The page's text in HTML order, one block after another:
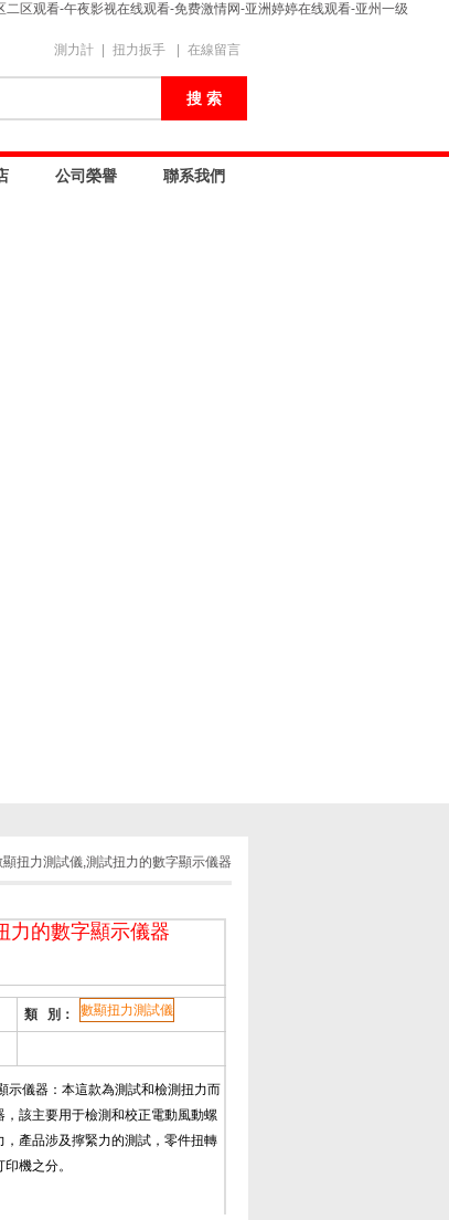
区观看-午夜影视在线观看-免费激情网-亚洲婷婷在线观看-亚州一级
測力計 扭力扳手 在線留言
公司榮譽 聯系我們
顯扭力測試儀,測試扭力的數字顯示儀器
力的數字顯示儀器
類 別： 數顯扭力測試儀
示儀器：本這款為測試和檢測扭力而
該主要用于檢測和校正電動風動螺
產品涉及擰緊力的測試，零件扭轉
機之分。